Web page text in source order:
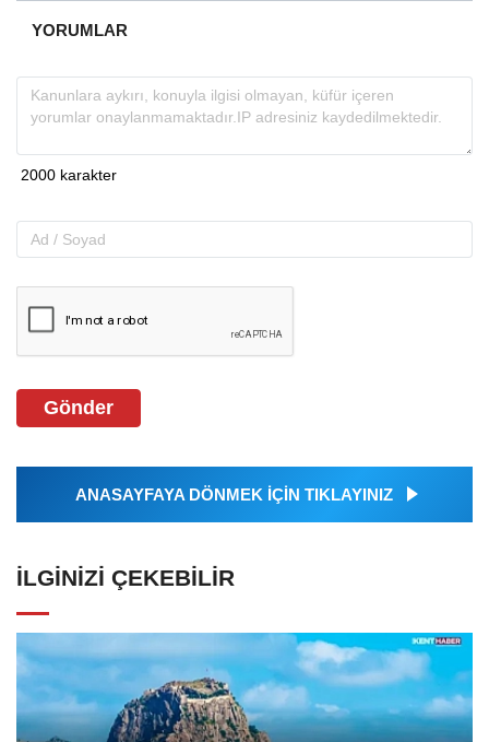
YORUMLAR
Gönder
ANASAYFAYA DÖNMEK İÇİN TIKLAYINIZ
İLGINIZI ÇEKEBILIR